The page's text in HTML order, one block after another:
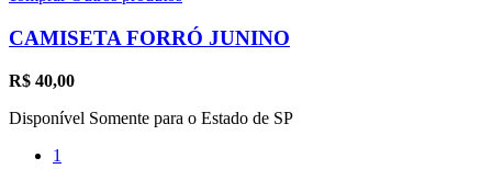
CAMISETA FORRÓ JUNINO
R$ 40,00
Disponível Somente para o Estado de SP
1